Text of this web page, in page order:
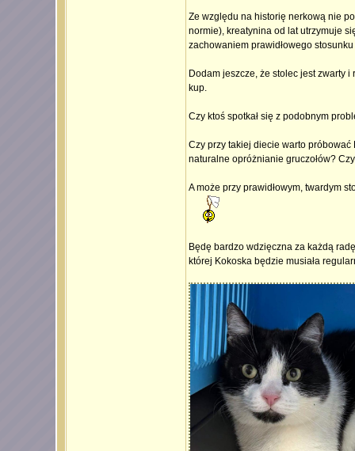
Ze względu na historię nerkową nie
normie), kreatynina od lat utrzymuje
zachowaniem prawidłowego stosunku
Dodam jeszcze, że stolec jest zwarty
kup.
Czy ktoś spotkał się z podobnym
Czy przy takiej diecie warto próbować
naturalne opróżnianie gruczołów?
A może przy prawidłowym, twardym
Będę bardzo wdzięczna za każdą
której Kokoska będzie musiała